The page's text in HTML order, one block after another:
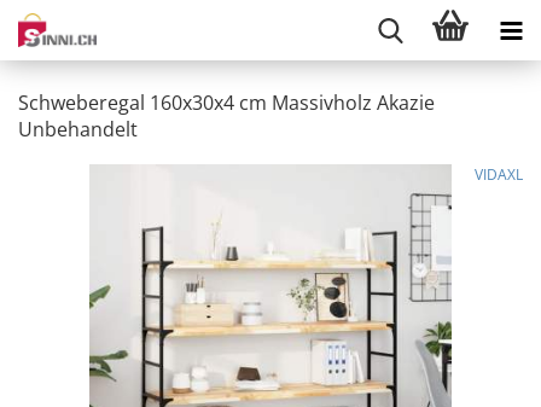
Schweberegal 160x30x4 cm Massivholz Akazie
Unbehandelt
VIDAXL